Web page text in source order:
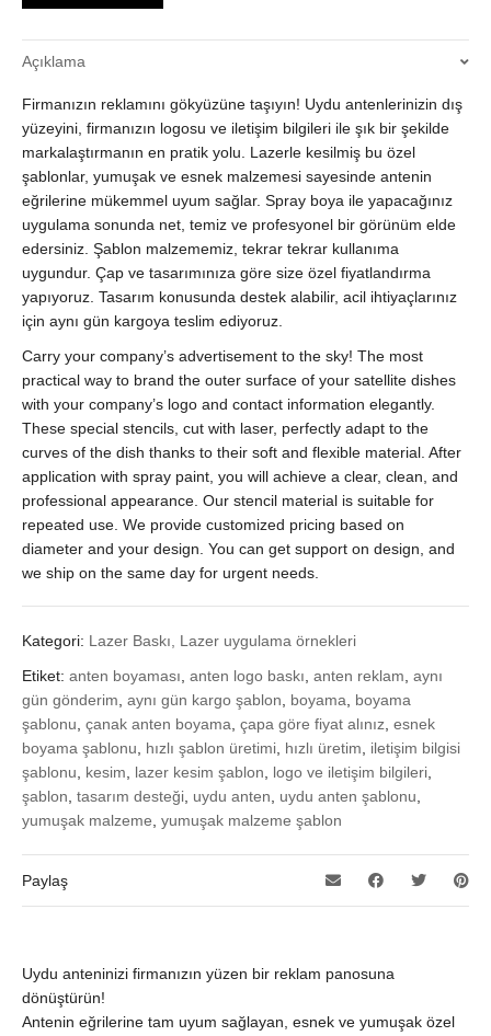
&
İletişim
|
Yumuşak
Malzeme
|
Aynı
Gönderim
quantity
Açıklama
Firmanızın reklamını gökyüzüne taşıyın! Uydu antenlerinizin dış
yüzeyini, firmanızın logosu ve iletişim bilgileri ile şık bir şekilde
markalaştırmanın en pratik yolu. Lazerle kesilmiş bu özel
şablonlar, yumuşak ve esnek malzemesi sayesinde antenin
eğrilerine mükemmel uyum sağlar. Spray boya ile yapacağınız
uygulama sonunda net, temiz ve profesyonel bir görünüm elde
edersiniz. Şablon malzememiz, tekrar tekrar kullanıma
uygundur. Çap ve tasarımınıza göre size özel fiyatlandırma
yapıyoruz. Tasarım konusunda destek alabilir, acil ihtiyaçlarınız
için aynı gün kargoya teslim ediyoruz.
Carry your company’s advertisement to the sky! The most
practical way to brand the outer surface of your satellite dishes
with your company’s logo and contact information elegantly.
These special stencils, cut with laser, perfectly adapt to the
curves of the dish thanks to their soft and flexible material. After
application with spray paint, you will achieve a clear, clean, and
professional appearance. Our stencil material is suitable for
repeated use. We provide customized pricing based on
diameter and your design. You can get support on design, and
we ship on the same day for urgent needs.
Kategori: Lazer Baskı, Lazer uygulama örnekleri
Etiket: anten boyaması anten logo baskı anten reklam aynı
gün gönderim aynı gün kargo şablon boyama
boyama
şablonu çanak anten boyama çapa göre fiyat alınız esnek
boyama şablonu
hızlı şablon üretimi hızlı üretim
iletişim bilgisi
şablonu
kesim lazer kesim şablon logo ve iletişim bilgileri
şablon tasarım desteği uydu anten uydu anten şablonu
yumuşak malzeme yumuşak malzeme şablon
Paylaş
Uydu anteninizi firmanızın yüzen bir reklam panosuna
dönüştürün!
Antenin eğrilerine tam uyum sağlayan, esnek ve yumuşak özel